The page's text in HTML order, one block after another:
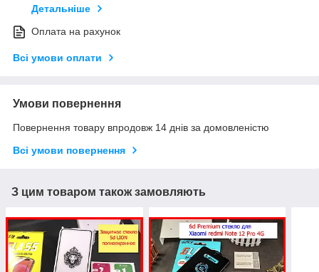
Детальніше
Оплата на рахунок
Всі умови оплати
Умови повернення
Повернення товару впродовж 14 днів за домовленістю
Всі умови повернення
З цим товаром також замовляють